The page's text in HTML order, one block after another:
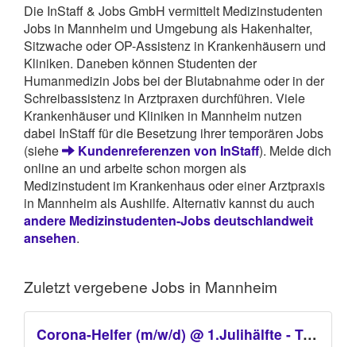
Die InStaff & Jobs GmbH vermittelt Medizinstudenten
Jobs in Mannheim und Umgebung als Hakenhalter,
Sitzwache oder OP-Assistenz in Krankenhäusern und
Kliniken. Daneben können Studenten der
Humanmedizin Jobs bei der Blutabnahme oder in der
Schreibassistenz in Arztpraxen durchführen. Viele
Krankenhäuser und Kliniken in Mannheim nutzen
dabei InStaff für die Besetzung ihrer temporären Jobs
(siehe
Kundenreferenzen von InStaff). Melde dich
online an und arbeite schon morgen als
Medizinstudent im Krankenhaus oder einer Arztpraxis
in Mannheim als Aushilfe. Alternativ kannst du auch
andere Medizinstudenten-Jobs deutschlandweit
ansehen.
Zuletzt vergebene Jobs in Mannheim
Corona-Helfer (m/w/d) @ 1.Julihälfte - Teststation ''hinter dem Bahnhof auf dem Auxerreplatz''